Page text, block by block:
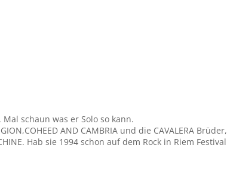
Mal schaun was er Solo so kann.
AND CAMBRIA und die CAVALERA
Hab sie 1994 schon auf dem Rock in Riem